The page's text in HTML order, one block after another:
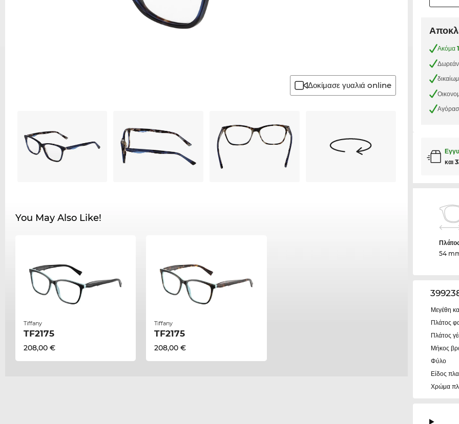
Δοκίμασε γυαλιά online
You May Also Like!
Tiffany
TF2175
208,00 €
Tiffany
TF2175
208,00 €
Ακόμα1
Δωρεάν
και
54
Μεγέθη
Πλάτος
Πλάτος
Μήκος
Φύλο
Είδος
Χρώμα